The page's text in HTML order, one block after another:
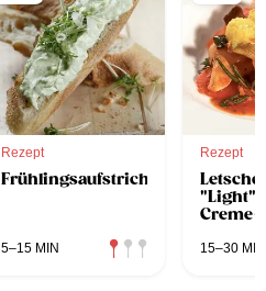
Rezept
Frühlingsaufstrich
5–15 MIN
Rezept
"Light"
Creme-
15–30 MIN